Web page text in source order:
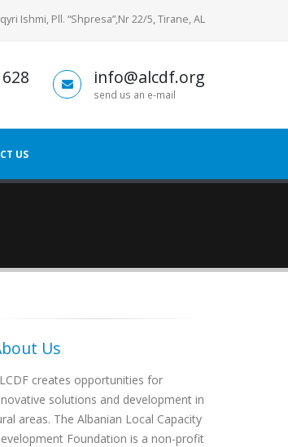
Ishmi, Pll. “Shpresa”,Nr 22/5, Tirane, AL
info@alcdf.org
send us an e-mail
US
Us
creates opportunities for
solutions and development in
areas. The Albanian Local Capacity
Foundation is a non-profit